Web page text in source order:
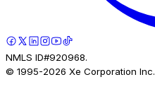
NMLS ID#920968.
© 1995-2026 Xe Corporation Inc.